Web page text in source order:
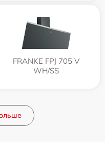
FRANKE FPJ 705 V
WH/SS